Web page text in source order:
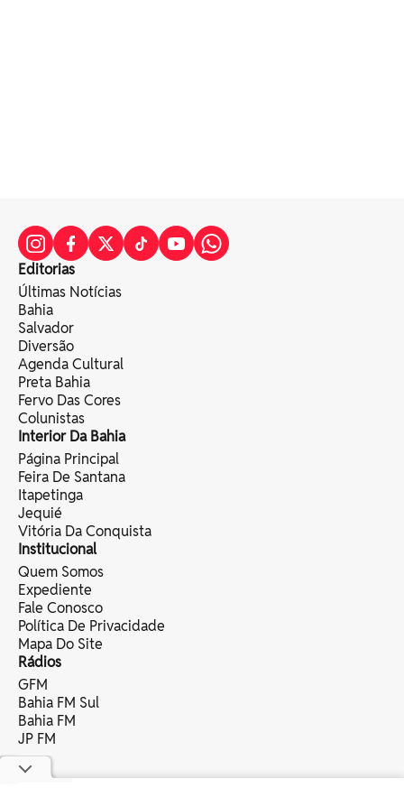
Editorias
Últimas Notícias
Bahia
Salvador
Diversão
Agenda Cultural
Preta Bahia
Fervo Das Cores
Colunistas
Interior Da Bahia
Página Principal
Feira De Santana
Itapetinga
Jequié
Vitória Da Conquista
Institucional
Quem Somos
Expediente
Fale Conosco
Política De Privacidade
Mapa Do Site
Rádios
GFM
Bahia FM Sul
Bahia FM
JP FM